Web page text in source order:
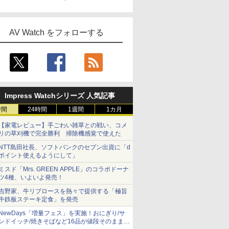
AV Watch をフォローする
Impress Watchシリーズ 人気記事
24時間 1週間 1カ月
家電レビュー】手ごわい雑草との戦い、コメ
の草刈機で完全勝利 掃除機感覚で使えた
島田社長、ソフトバンクのセブン出資に「d
イント使えるようにして」
スド「Mrs. GREEN APPLE」のコラボドーナ
4種、いよいよ発売！
野家、牛リブロースを熱々で提供する「極旨
鉄板ステーキ定食」を発売
「増量フェス」を実施！おにぎり/サ
ドイッチ/焼きそばなど16品が値段そのままで